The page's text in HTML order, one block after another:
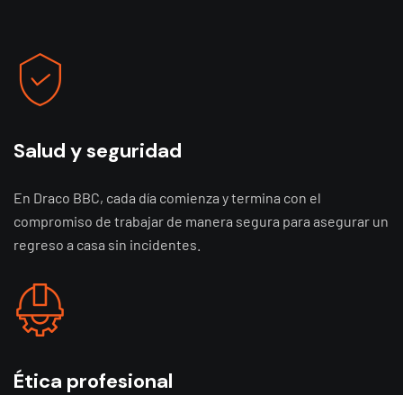
Salud y seguridad
En Draco BBC, cada día comienza y termina con el
compromiso de trabajar de manera segura para asegurar un
regreso a casa sin incidentes.
Ética profesional